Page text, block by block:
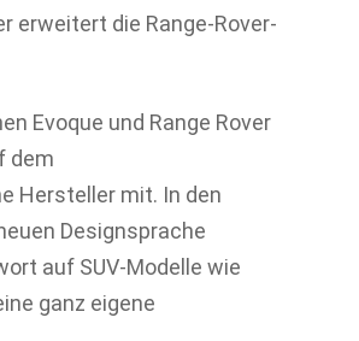
erweitert die Range-Rover-
Evoque und Range Rover
dem
Hersteller mit. In den
Designsprache
auf SUV-Modelle wie
ganz eigene